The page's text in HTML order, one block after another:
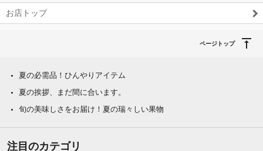
お店トップ
ページトップ
夏の必需品！ひんやりアイテム
夏の挨拶、まだ間に合います。
旬の美味しさをお届け！夏の瑞々しい果物
注目のカテゴリ